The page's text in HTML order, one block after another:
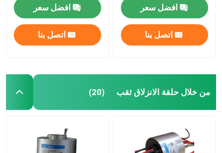
افضل سعر
اتصل بنا
افضل سعر
اتصل بنا
من خلال حلقة الانزلاق ثقب (20)